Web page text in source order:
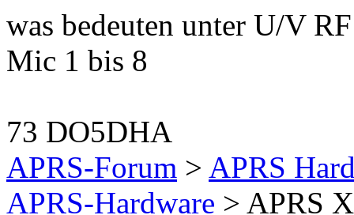
was bedeuten unter U/V
Mic 1 bis 8
73 DO5DHA
APRS-Forum > APRS
APRS-Hardware > APRS